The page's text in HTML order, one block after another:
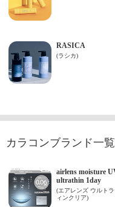
カラコンブランド一覧